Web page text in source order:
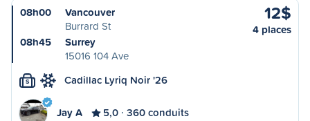
08h00
Vancouver
Burrard St
08h45
Surrey
15016 104 Ave
12$
4 places
S Cadillac Lyriq Noir '26
Jay A 5,0 360 conduits